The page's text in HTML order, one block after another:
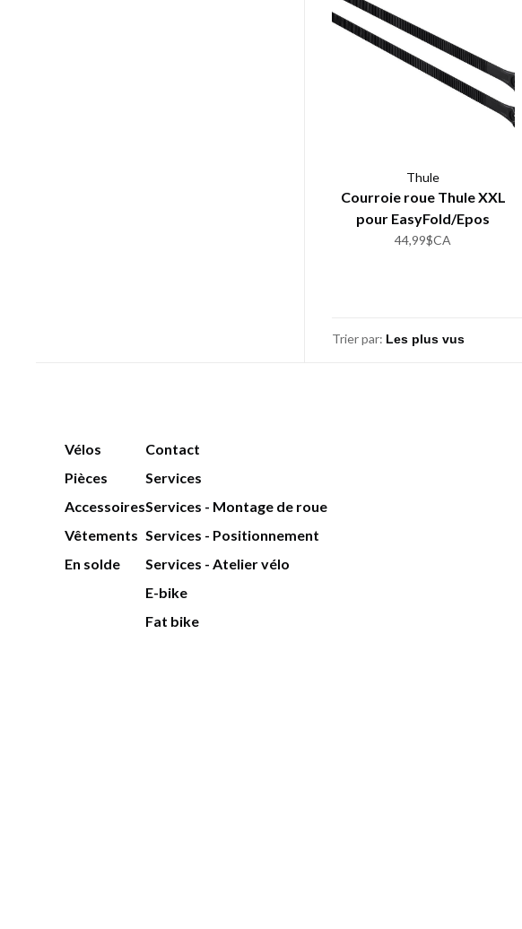
Thule
Courroie roue Thule XXL
pour EasyFold/Epos
44,99$CA
Trier par:
Vélos
Pièces
Accessoires
Vêtements
En solde
Contact
Services
Services - Montage de roue
Services - Positionnement
Services - Atelier vélo
E-bike
Fat bike